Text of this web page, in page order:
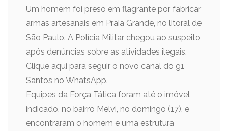
Um homem foi preso em flagrante por fabricar
armas artesanais em Praia Grande, no litoral de
São Paulo. A Polícia Militar chegou ao suspeito
após denúncias sobre as atividades ilegais.
Clique aqui para seguir o novo canal do g1
Santos no WhatsApp.
Equipes da Força Tática foram até o imóvel
indicado, no bairro Melvi, no domingo (17), e
encontraram o homem e uma estrutura